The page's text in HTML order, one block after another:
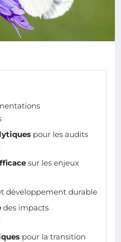
pour les audits
sur les enjeux
développement durable
des impacts
pour la transition